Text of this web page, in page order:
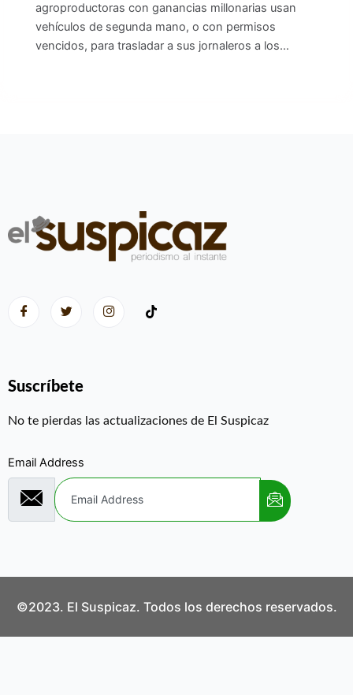
agroproductoras con ganancias millonarias usan
vehículos de segunda mano, o con permisos
vencidos, para trasladar a sus jornaleros a los…
Suscríbete
No te pierdas las actualizaciones de El Suspicaz
Email Address
©2023. El Suspicaz. Todos los derechos reservados.